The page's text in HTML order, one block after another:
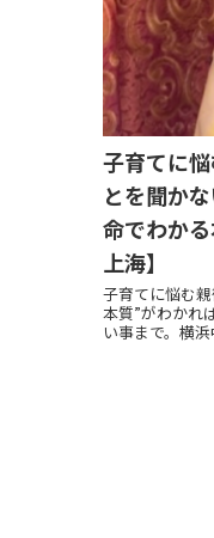
子育てに
とを聞か
命でわか
上海】
子育てに悩む
本質”がわかれ
い事まで。横